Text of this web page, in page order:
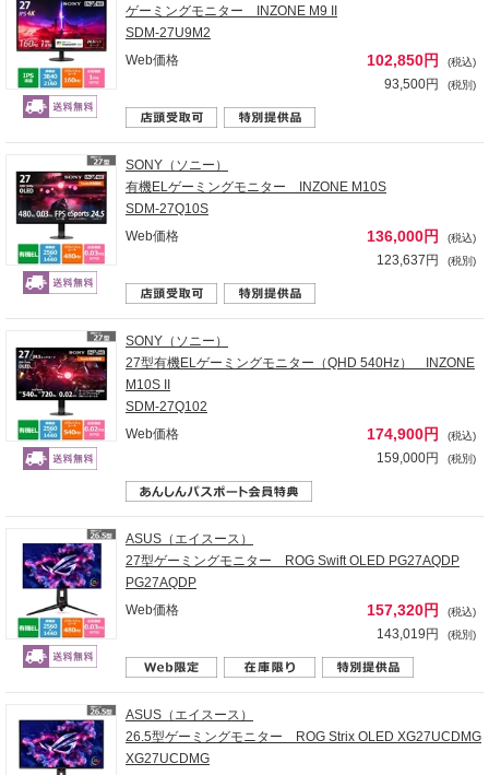
ゲーミングモニター INZONE M9 II
SDM-27U9M2
Web価格
102,850円 (税込)
93,500円 (税別)
SONY（ソニー）
有機ELゲーミングモニター INZONE M10S
SDM-27Q10S
Web価格
136,000円 (税込)
123,637円 (税別)
SONY（ソニー）
27型有機ELゲーミングモニター（QHD 540Hz） INZONE
M10S II
SDM-27Q102
Web価格
174,900円 (税込)
159,000円 (税別)
ASUS（エイスース）
27型ゲーミングモニター ROG Swift OLED PG27AQDP
PG27AQDP
Web価格
157,320円 (税込)
143,019円 (税別)
ASUS（エイスース）
26.5型ゲーミングモニター ROG Strix OLED XG27UCDMG
XG27UCDMG